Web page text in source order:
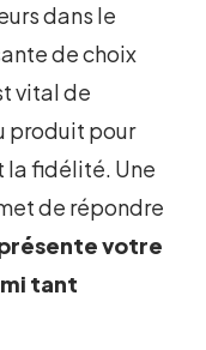
dans le
de choix
vital de
produit pour
la fidélité. Une
de répondre
votre
tant